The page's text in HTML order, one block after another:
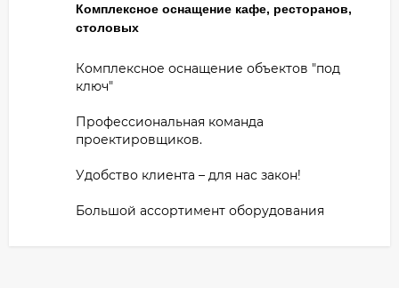
Комплексное оснащение кафе, ресторанов,
столовых
Комплексное оснащение объектов "под
ключ"
Профессиональная команда
проектировщиков.
Удобство клиента – для нас закон!
Большой ассортимент оборудования